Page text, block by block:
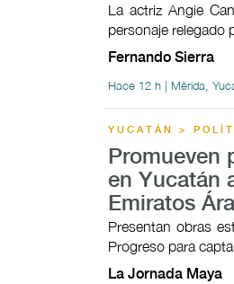
La actriz Angie
personaje relegado
Fernando Sierra
Hace 12 h | Mérida,
YUCATÁN >
Promueven
en Yucatán
Emiratos
Presentan obras
Progreso para
La Jornada Maya